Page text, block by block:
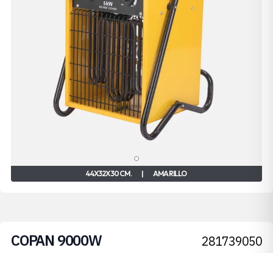
44X32X30 CM. | AMARILLO
COPAN 9000W 281739050